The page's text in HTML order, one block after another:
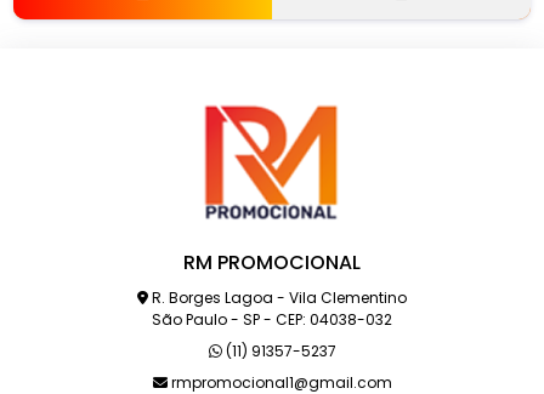
RM PROMOCIONAL
R. Borges Lagoa - Vila Clementino
São Paulo - SP - CEP: 04038-032
(11) 91357-5237
rmpromocional1@gmail.com